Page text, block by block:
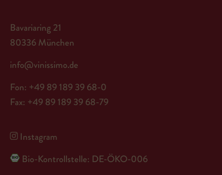
Bavariaring 21
80336 München
info@vinissimo.de
Fon: +49 89 189 39 68-0
Fax: +49 89 189 39 68-79
Instagram
Bio-Kontrollstelle: DE-ÖKO-006